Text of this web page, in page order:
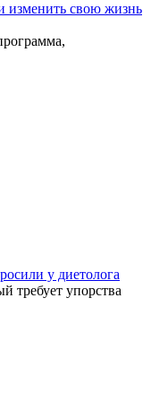
изменить свою жизнь
у диетолога
требует упорства